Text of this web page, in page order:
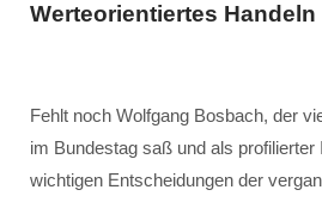
Werteorientiertes Handeln
Fehlt noch Wolfgang Bosbach, der
im Bundestag saß und als profilierter
wichtigen Entscheidungen der